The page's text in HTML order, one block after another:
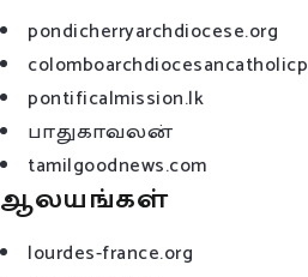
pondicherryarchdiocese.org
pontificalmission.lk
பாதுகாவலன்
tamilgoodnews.com
ஆலயங்கள்
lourdes-france.org